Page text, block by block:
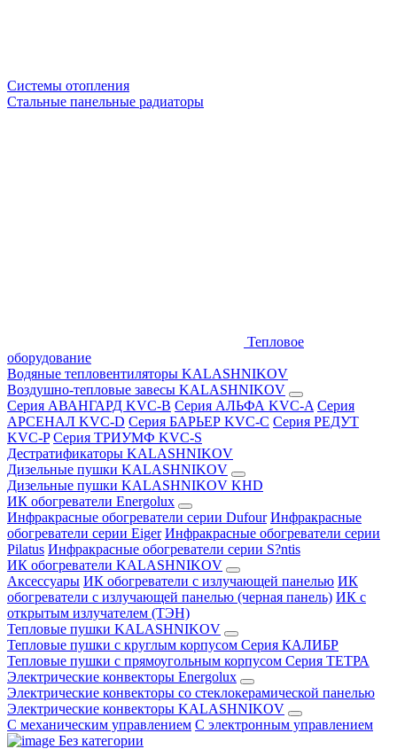
Системы отопления
Стальные панельные радиаторы
Тепловое
оборудование
Водяные тепловентиляторы KALASHNIKOV
Воздушно-тепловые завесы KALASHNIKOV
Серия АВАНГАРД KVC-B Серия АЛЬФА KVC-A Серия
АРСЕНАЛ KVC-D Серия БАРЬЕР KVC-C Серия РЕДУТ
KVC-P Серия ТРИУМФ KVC-S
Дестратификаторы KALASHNIKOV
Дизельные пушки KALASHNIKOV
Дизельные пушки KALASHNIKOV KHD
ИК обогреватели Energolux
Инфракрасные обогреватели серии Dufour Инфракрасные
обогреватели серии Eiger Инфракрасные обогреватели серии
Pilatus Инфракрасные обогреватели серии S?ntis
ИК обогреватели KALASHNIKOV
Аксессуары ИК обогреватели с излучающей панелью ИК
обогреватели с излучающей панелью (черная панель) ИК с
открытым излучателем (ТЭН)
Тепловые пушки KALASHNIKOV
Тепловые пушки с круглым корпусом Серия КАЛИБР
Тепловые пушки с прямоугольным корпусом Серия ТЕТРА
Электрические конвекторы Energolux
Электрические конвекторы со стеклокерамической панелью
Электрические конвекторы KALASHNIKOV
С механическим управлением С электронным управлением
Без категории